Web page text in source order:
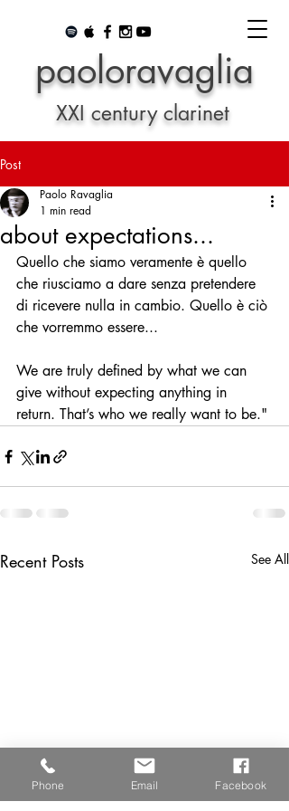
paoloravaglia
XXI century clarinet
Post
about expectations...
Paolo Ravaglia
1 min read
Quello che siamo veramente è quello
che riusciamo a dare senza pretendere
di ricevere nulla in cambio. Quello è ciò
che vorremmo essere...
We are truly defined by what we can
give without expecting anything in
return. That’s who we really want to be."
Recent Posts See All
Phone Email Facebook